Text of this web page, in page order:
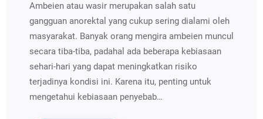
Ambeien atau wasir merupakan salah satu
gangguan anorektal yang cukup sering dialami oleh
masyarakat. Banyak orang mengira ambeien muncul
secara tiba-tiba, padahal ada beberapa kebiasaan
sehari-hari yang dapat meningkatkan risiko
terjadinya kondisi ini. Karena itu, penting untuk
mengetahui kebiasaan penyebab…